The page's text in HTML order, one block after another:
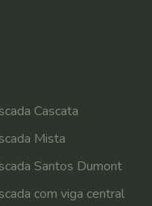
Cascata
Mista
Santos Dumont
com viga central